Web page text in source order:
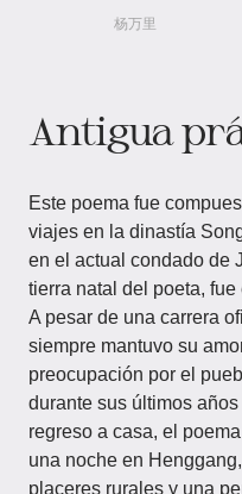
杨万里
Antigua
Este poema fue
viajes en la dinastía
en el actual condado de
tierra natal del poeta,
A pesar de una carrera
siempre mantuvo su
preocupación por el
durante sus últimos
regreso a casa, el
una noche en
placeres rurales y una